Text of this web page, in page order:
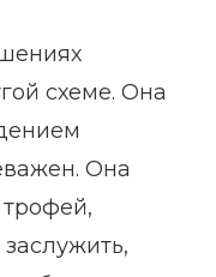
схеме. Она
Она
трофей,